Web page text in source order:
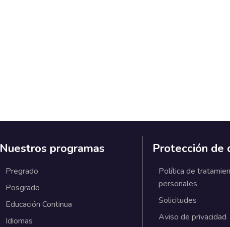
Nuestros programas
Pregrado
Posgrado
Educación Continua
Idiomas
Protección de
Política de
personales
Solicitudes
Aviso de privacidad